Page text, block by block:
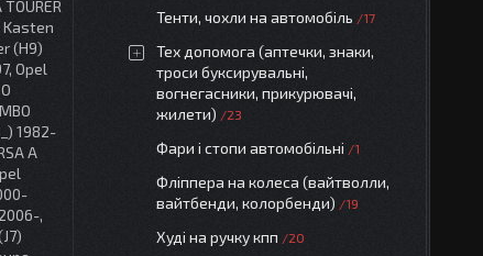
Kasten
(H9)
Opel
1982-
A
,
Тенти, чохли на автомобіль 17
Тех допомога (аптечки, знаки,
троси буксирувальні,
вогнегасники, прикурювачі,
жилети)
23
Фари і стопи автомобільні 1
Фліппера на колеса (вайтволли,
вайтбенди, колорбенди)
19
Худі на ручку кпп 20